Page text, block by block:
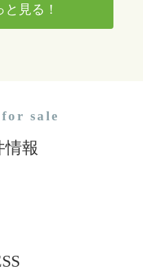
見る！
sale
情報